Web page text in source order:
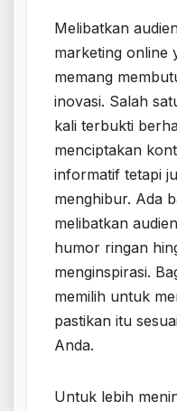
Melibatkan
marketing online
memang
inovasi. Salah
kali terbukti
menciptakan
informatif tetapi
menghibur. Ada
melibatkan
humor ringan
menginspirasi.
memilih untuk
pastikan itu
Anda.
Untuk lebih